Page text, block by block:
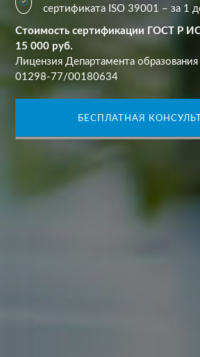
сертификата ISO 39001 – за 1
Стоимость сертификации ГОСТ Р
15 000 руб.
Лицензия Департамента
01298-77/00180634
БЕСПЛАТНАЯ